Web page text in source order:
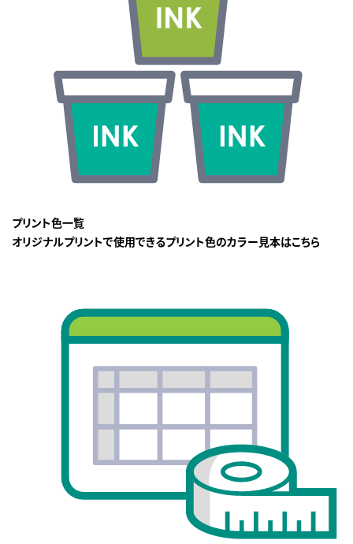
プリント色一覧
オリジナルプリントで使用できるプリント色のカラー見本はこちら